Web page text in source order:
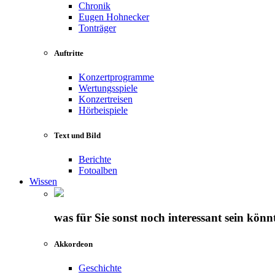
Chronik
Eugen Hohnecker
Tonträger
Auftritte
Konzertprogramme
Wertungsspiele
Konzertreisen
Hörbeispiele
Text und Bild
Berichte
Fotoalben
Wissen
was für Sie sonst noch interessant sein
Akkordeon
Geschichte